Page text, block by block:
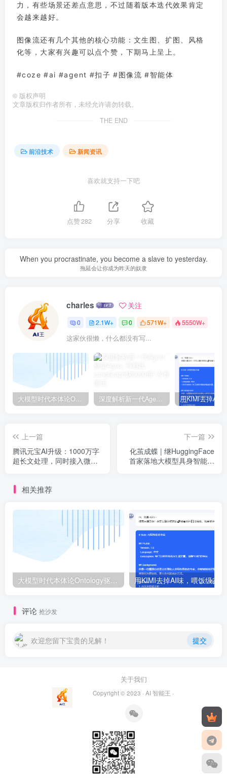
力，有些场景还差点意思，不过随着版本迭代效果肯定
会越来越好。
图像流还有几个其他的核心功能：文生图、扩图、风格
化等，大家有兴趣可以点个赞，下期马上呈上。
#coze #ai #agent #扣子 #图像流 #智能体
© 版权声明
文章版权归作者所有，未经允许请勿转载。
THE END
前沿技术 新闻资讯
喜欢就支持一下吧
点赞282 分享 收藏
When you procrastinate, you become a slave to yesterday.
拖延会让你成为昨天的奴隶
charles 关注
0 2.1W+ 0 571W+ 5550W+
这家伙很懒，什么都没有写...
大模型时代本体论Ontology驱动的AI知识引擎助力企业智能决策系统的未来进化-一篇献给企业董事会和CIO的深度思考(第一篇) 深度解析新一代Agent框架Agno, 号称比LangGraph快5000倍!
上一篇
腾讯元宝AI升级：1000万字
超长文处理，同时接入微信
下一篇
化茧成蝶 | 继HuggingFace
首家落地大模型具身智能场
相关推荐
大模型时代本体论Ontology驱动的AI知识引擎助力企业智能决策系统的未来进化-一篇献给企业董事会和CIO的深度思考(第一篇)
评论 抢沙发
欢迎您留下宝贵的见解！ 提交
关于我们
Copyright © 2023 · AI 智能王 ·